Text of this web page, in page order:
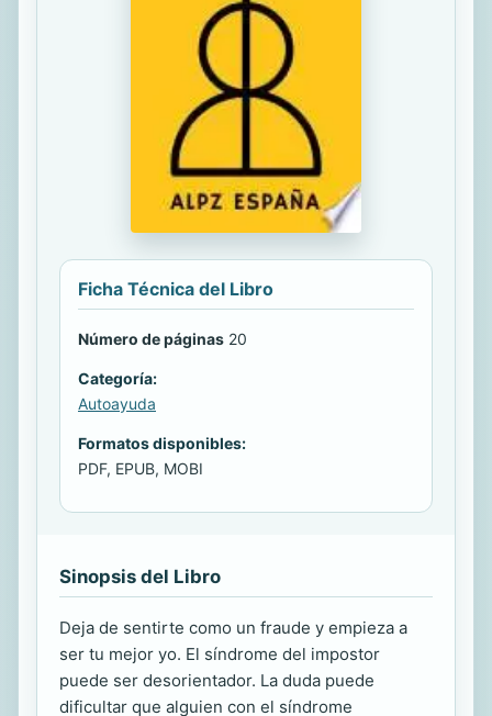
Ficha Técnica del Libro
Número de páginas 20
Categoría:
Autoayuda
Formatos disponibles:
PDF, EPUB, MOBI
Sinopsis del Libro
Deja de sentirte como un fraude y empieza a
ser tu mejor yo. El síndrome del impostor
puede ser desorientador. La duda puede
dificultar que alguien con el síndrome